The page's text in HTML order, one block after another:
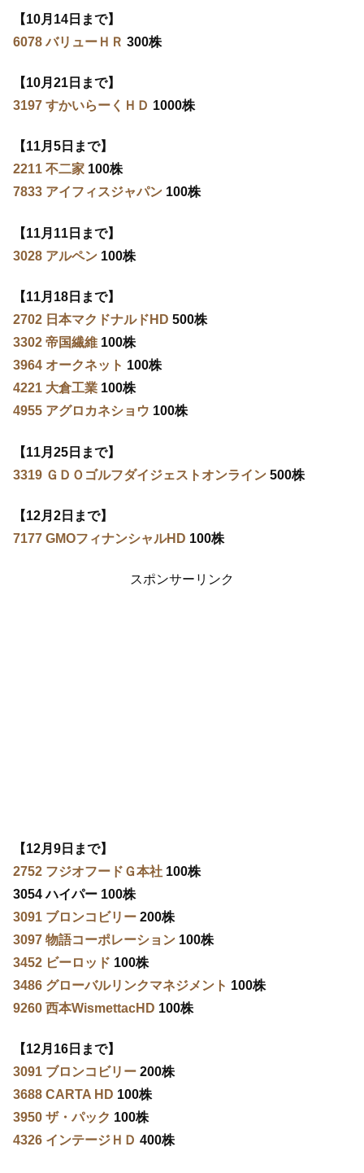
【10月14日まで】
6078 バリューＨＲ 300株
【10月21日まで】
3197 すかいらーくＨＤ 1000株
【11月5日まで】
2211 不二家 100株
7833 アイフィスジャパン 100株
【11月11日まで】
3028 アルペン 100株
【11月18日まで】
2702 日本マクドナルドHD 500株
3302 帝国繊維 100株
3964 オークネット 100株
4221 大倉工業 100株
4955 アグロカネショウ 100株
【11月25日まで】
3319 ＧＤＯゴルフダイジェストオンライン 500株
【12月2日まで】
7177 GMOフィナンシャルHD 100株
スポンサーリンク
【12月9日まで】
2752 フジオフードＧ本社 100株
3054 ハイパー 100株
3091 ブロンコビリー 200株
3097 物語コーポレーション 100株
3452 ビーロッド 100株
3486 グローバルリンクマネジメント 100株
9260 西本WismettacHD 100株
【12月16日まで】
3091 ブロンコビリー 200株
3688 CARTA HD 100株
3950 ザ・パック 100株
4326 インテージＨＤ 400株